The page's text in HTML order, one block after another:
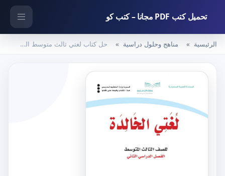
تحميل كتب PDF مجانا – كتب كو
الرئيسية مناهج وحلول دراسية حل كتاب لغتي ثالث متوسط الفصل الثاني – المنهاج السعودي